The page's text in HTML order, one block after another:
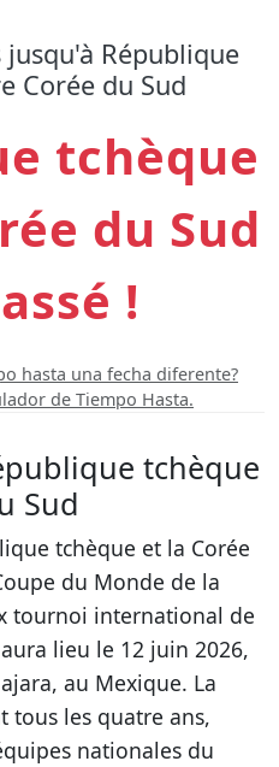
République
Corée du Sud
tchèque
du Sud
!
hasta una fecha diferente?
de Tiempo Hasta.
tchèque
Sud
tchèque et la Corée
du Monde de la
tournoi international de
lieu le 12 juin 2026,
au Mexique. La
tous les quatre ans,
nationales du